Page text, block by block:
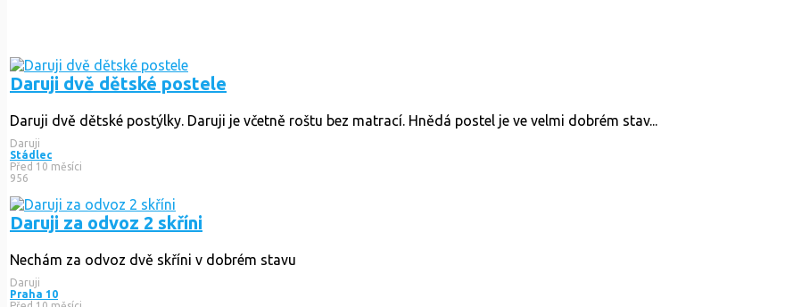
Daruji dvě dětské postele
Daruji dvě dětské postýlky. Daruji je včetně roštu bez matrací. Hnědá postel je ve velmi dobrém stav...
Daruji
Stádlec
Před 10 měsíci
956
Daruji za odvoz 2 skříni
Nechám za odvoz dvě skříni v dobrém stavu
Daruji
Praha 10